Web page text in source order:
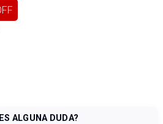
ALGUNA DUDA?